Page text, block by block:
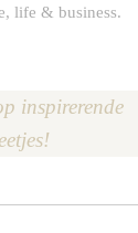
life & business.
inspirerende